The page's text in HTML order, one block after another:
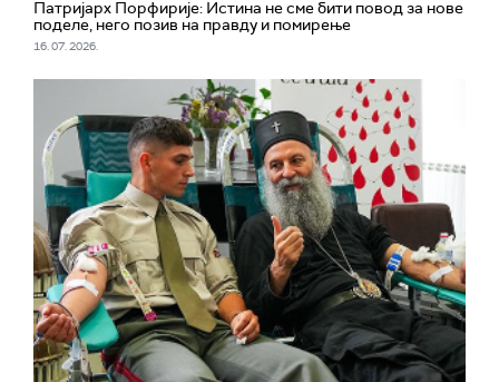
Патријарх Порфирије: Истина не сме бити повод за нове
поделе, него позив на правду и помирење
16. 07. 2026.